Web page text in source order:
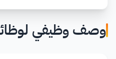
وصف وظيفي